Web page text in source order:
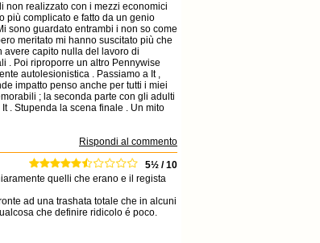
non realizzato con i mezzi economici
più complicato e fatto da un genio
sono guardato entrambi i non so come
meritato mi hanno suscitato più che
avere capito nulla del lavoro di
. Poi riproporre un altro Pennywise
autolesionistica . Passiamo a It ,
impatto penso anche per tutti i miei
; la seconda parte con gli adulti
. Stupenda la scena finale . Un mito
Rispondi al commento
5½ / 10
quelli che erano e il regista
ad una trashata totale che in alcuni
che definire ridicolo é poco.